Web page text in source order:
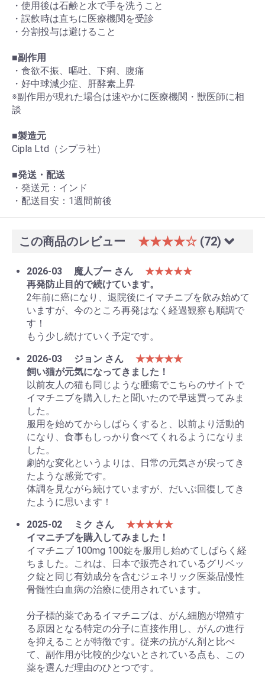
・使用後は石鹸と水で手を洗うこと
・誤飲時は直ちに医療機関を受診
・分割投与は避けること
■副作用
・食欲不振、嘔吐、下痢、腹痛
・好中球減少症、肝酵素上昇
※副作用が現れた場合は速やかに医療機関・獣医師に相
談
■製造元
Cipla Ltd（シプラ社）
■発送・配送
・発送元：インド
・配送目安：1週間前後
この商品のレビュー ★★★★☆ (72)
2026-03 魔人ブー さん
★★★★★
再発防止目的で続けています。
2年前に癌になり、退院後にイマチニブを飲み始めて
いますが、今のところ再発はなく経過観察も順調で
す！
もう少し続けていく予定です。
2026-03
ジョン さん
★★★★★
飼い猫が元気になってきました！
以前友人の猫も同じような腫瘍でこちらのサイトで
イマチニブを購入したと聞いたので早速買ってみま
した。
服用を始めてからしばらくすると、以前より活動的
になり、食事もしっかり食べてくれるようになりま
した。
劇的な変化というよりは、日常の元気さが戻ってき
たような感覚です。
体調を見ながら続けていますが、だいぶ回復してき
たように思います！
2025-02
ミク さん
★★★★★
イマニチブを購入してみました！
イマチニブ 100mg 100錠を服用し始めてしばらく経
ちました。これは、日本で販売されているグリベッ
ク錠と同じ有効成分を含むジェネリック医薬品慢性
骨髄性白血病の治療に使用されています。
分子標的薬であるイマチニブは、がん細胞が増殖す
る原因となる特定の分子に直接作用し、がんの進行
を抑えることが特徴です。従来の抗がん剤と比べ
て、副作用が比較的少ないとされている点も、この
薬を選んだ理由のひとつです。